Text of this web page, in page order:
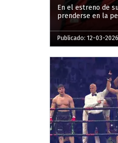
En el estreno de
prenderse en la
Publicado: 12-03-